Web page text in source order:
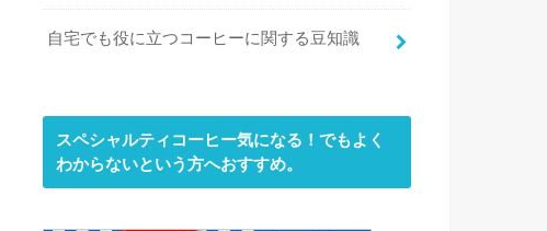
自宅でも役に立つコーヒーに関する豆知識
スペシャルティコーヒー気になる！でもよく
わからないという方へおすすめ。